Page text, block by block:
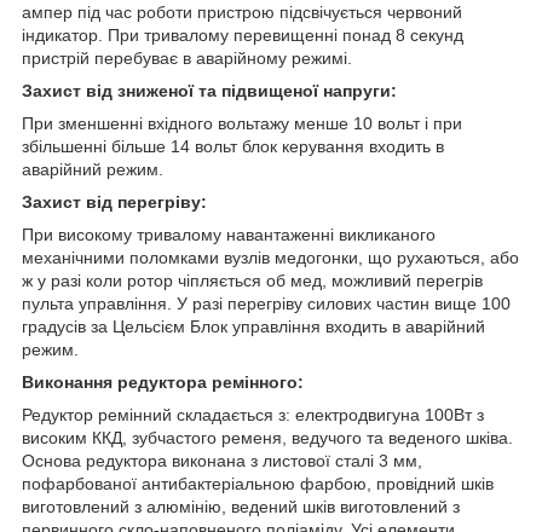
ампер під час роботи пристрою підсвічується червоний
індикатор. При тривалому перевищенні понад 8 секунд
пристрій перебуває в аварійному режимі.
Захист від зниженої та підвищеної напруги:
При зменшенні вхідного вольтажу менше 10 вольт і при
збільшенні більше 14 вольт блок керування входить в
аварійний режим.
Захист від перегріву:
При високому тривалому навантаженні викликаного
механічними поломками вузлів медогонки, що рухаються, або
ж у разі коли ротор чіпляється об мед, можливий перегрів
пульта управління. У разі перегріву силових частин вище 100
градусів за Цельсієм Блок управління входить в аварійний
режим.
Виконання редуктора ремінного:
Редуктор ремінний складається з: електродвигуна 100Вт з
високим ККД, зубчастого ременя, ведучого та веденого шківа.
Основа редуктора виконана з листової сталі 3 мм,
пофарбованої антибактеріальною фарбою, провідний шків
виготовлений з алюмінію, ведений шків виготовлений з